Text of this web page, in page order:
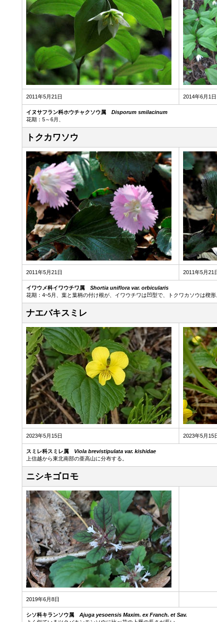
2011年5月21日 2014年6月1日
イヌサフラン科ホウチャクソウ属 Disporum smilacinum
花期：5～6月、
トクカワソウ
2011年5月21日 2011年5月21
イワウメ科イワウチワ属 Shortia uniflora var. orbicularis
花期：4~5月、葉と葉柄の付け根が、イワウチワは凹型で、トクワカソウは楔形
ナエバキスミレ
2023年5月15日 2023年5月15
スミレ科スミレ属 Viola brevistipulata var. kishidae
上信越から東北南部の亜高山に分布する。
ニシキゴロモ
2019年6月8日
シソ科キランソウ属 Ajuga yesoensis Maxim. ex Franch. et Sav.